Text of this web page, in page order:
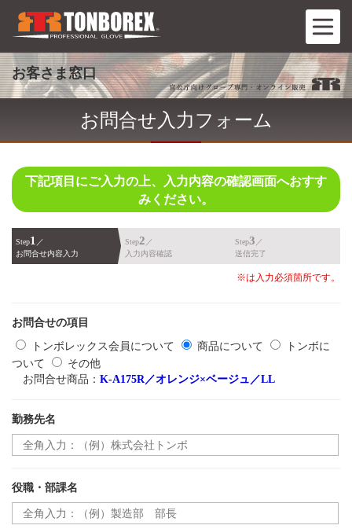
お客さま窓口
お問合せ入力フォーム
下記項目にご入力の上、入力内容の確認画面へおすす
みください。
Step1 ／
お問合せ内容入力
Step2 ／
入力内容確認
Step3 ／
送信完了
※は入力必須箇所です。
お問合せの項目
トンボレックス会員について
商品について
トンボに
ついて
その他
お問合せ商品： K-A175R／オレンジ×ベージュ／LL
勤務先名
役職・部課名